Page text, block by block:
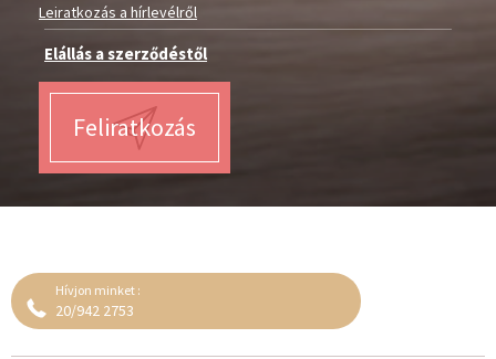
Leiratkozás a hírlevélről
Elállás a szerződéstől
Feliratkozás
Hívjon minket :
20/942 2753